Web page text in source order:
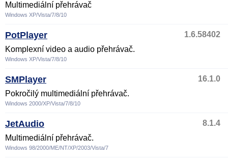
Multimediální přehrávač
Windows XP/Vista/7/8/10
PotPlayer
1.6.58402
Komplexní video a audio přehrávač.
Windows XP/Vista/7/8/10
SMPlayer
16.1.0
Pokročilý multimediální přehrávač.
Windows 2000/XP/Vista/7/8/10
JetAudio
8.1.4
Multimediální přehrávač.
Windows 98/2000/ME/NT/XP/2003/Vista/7